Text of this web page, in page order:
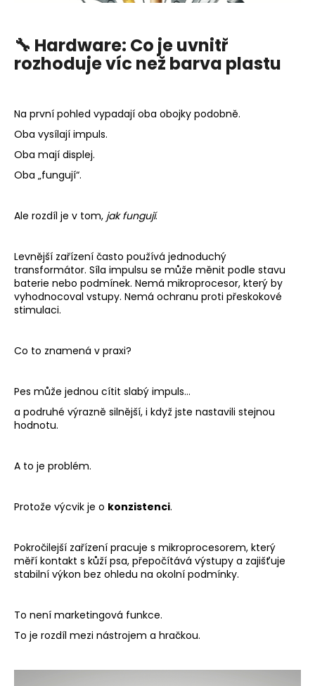
🔧 Hardware: Co je uvnitř
rozhoduje víc než barva plastu
Na první pohled vypadají oba obojky podobně.
Oba vysílají impuls.
Oba mají displej.
Oba „fungují“.
Ale rozdíl je v tom, jak fungují.
Levnější zařízení často používá jednoduchý
transformátor. Síla impulsu se může měnit podle stavu
baterie nebo podmínek. Nemá mikroprocesor, který by
vyhodnocoval vstupy. Nemá ochranu proti přeskokové
stimulaci.
Co to znamená v praxi?
Pes může jednou cítit slabý impuls…
a podruhé výrazně silnější, i když jste nastavili stejnou
hodnotu.
A to je problém.
Protože výcvik je o konzistenci.
Pokročilejší zařízení pracuje s mikroprocesorem, který
měří kontakt s kůží psa, přepočítává výstupy a zajišťuje
stabilní výkon bez ohledu na okolní podmínky.
To není marketingová funkce.
To je rozdíl mezi nástrojem a hračkou.
e
m
STAHOVACÍ
LANKO
290
Kč